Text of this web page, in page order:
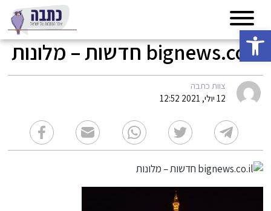
פתח סרגל נגישות
bignews.co.il חדשות – מלונות
צוות כתבה
12 יולי, 2021 12:52